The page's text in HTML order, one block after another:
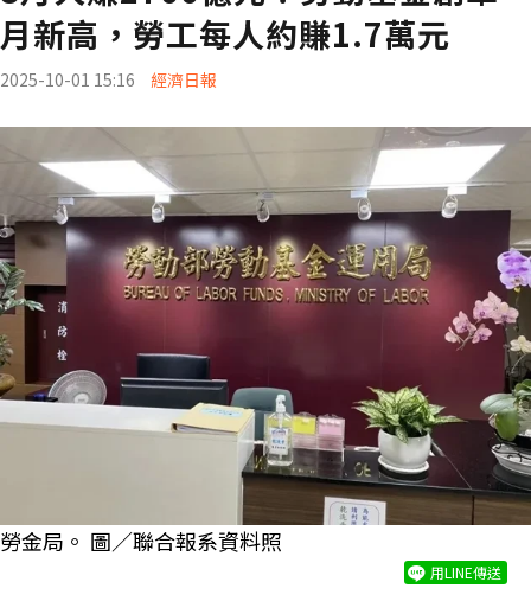
月新高，勞工每人約賺1.7萬元
2025-10-01 15:16 經濟日報
勞金局。 圖／聯合報系資料照
用LINE傳送